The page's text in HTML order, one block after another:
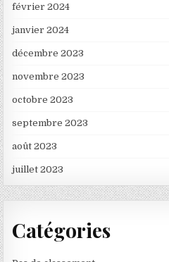
février 2024
janvier 2024
décembre 2023
novembre 2023
octobre 2023
septembre 2023
août 2023
juillet 2023
Catégories